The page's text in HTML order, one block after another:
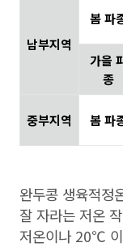
남부지역
봄 파
가을
종
중부지역 봄 파
완두콩 생육적
잘 자라는 저온
저온이나 20℃